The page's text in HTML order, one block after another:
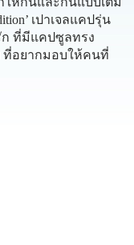
เปาเจลแคปรุ่น
ก ที่มีแคปซูลทรง
ที่อยากมอบให้คนที่